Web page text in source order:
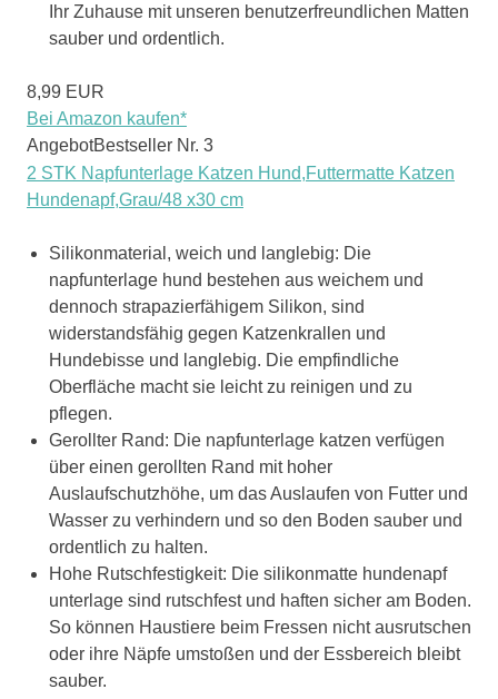
Ihr Zuhause mit unseren benutzerfreundlichen Matten
sauber und ordentlich.
8,99 EUR
Bei Amazon kaufen*
AngebotBestseller Nr. 3
2 STK Napfunterlage Katzen Hund,Futtermatte Katzen
Hundenapf,Grau/48 x30 cm
Silikonmaterial, weich und langlebig: Die
napfunterlage hund bestehen aus weichem und
dennoch strapazierfähigem Silikon, sind
widerstandsfähig gegen Katzenkrallen und
Hundebisse und langlebig. Die empfindliche
Oberfläche macht sie leicht zu reinigen und zu
pflegen.
Gerollter Rand: Die napfunterlage katzen verfügen
über einen gerollten Rand mit hoher
Auslaufschutzhöhe, um das Auslaufen von Futter und
Wasser zu verhindern und so den Boden sauber und
ordentlich zu halten.
Hohe Rutschfestigkeit: Die silikonmatte hundenapf
unterlage sind rutschfest und haften sicher am Boden.
So können Haustiere beim Fressen nicht ausrutschen
oder ihre Näpfe umstoßen und der Essbereich bleibt
sauber.